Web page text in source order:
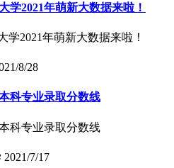
学2021年萌新大数据来啦！
学2021年萌新大数据来啦！
8/28
科专业录取分数线
科专业录取分数线
2021/7/17